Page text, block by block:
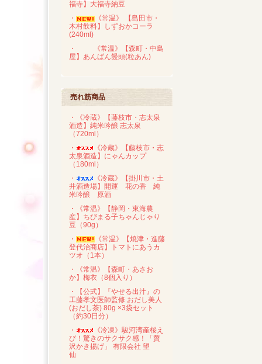
福寺】大福寺納豆
・
《常温》 【島田市・
木村飲料】しずおかコーラ
(240ml)
・
《常温》【森町・中島
屋】あんぱん饅頭(粒あん)
売れ筋商品
・《冷蔵》【藤枝市・志太泉
酒造】純米吟醸 志太泉
（720ml）
・
《冷蔵》【藤枝市・志
太泉酒造】にゃんカップ
（180ml）
・
《冷蔵》【掛川市・土
井酒造場】開運 花の香 純
米吟醸 原酒
・《常温》【静岡・東海農
産】ちびまる子ちゃんじゃり
豆（90g）
・
《常温》【焼津・進藤
登代治商店】トマトにあうカ
ツオ（1本）
・《常温》【森町・あさお
か】梅衣（8個入り）
・【公式】『やせる出汁』の
工藤孝文医師監修 おだし美人
(おだし茶) 80g ×3袋セット
（約30日分）
・
《冷凍》駿河湾産桜え
び！驚きのサクサク感！「贅
沢かき揚げ」 有限会社 望
仙